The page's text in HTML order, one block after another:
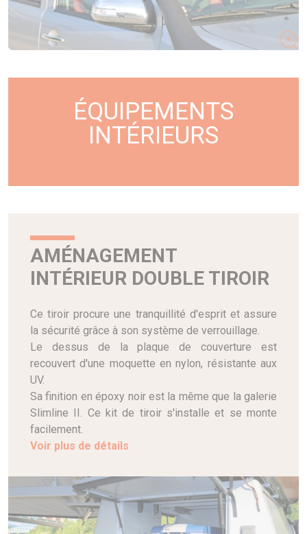
ÉQUIPEMENTS
INTÉRIEURS
AMÉNAGEMENT
INTÉRIEUR DOUBLE TIROIR
Ce tiroir procure une tranquillité d'esprit et assure
la sécurité grâce à son système de verrouillage.
Le dessus de la plaque de couverture est
recouvert d'une moquette en nylon, résistante aux
UV.
Sa finition en époxy noir est la même que la galerie
Slimline II. Ce kit de tiroir s'installe et se monte
facilement.
Voir plus de détails